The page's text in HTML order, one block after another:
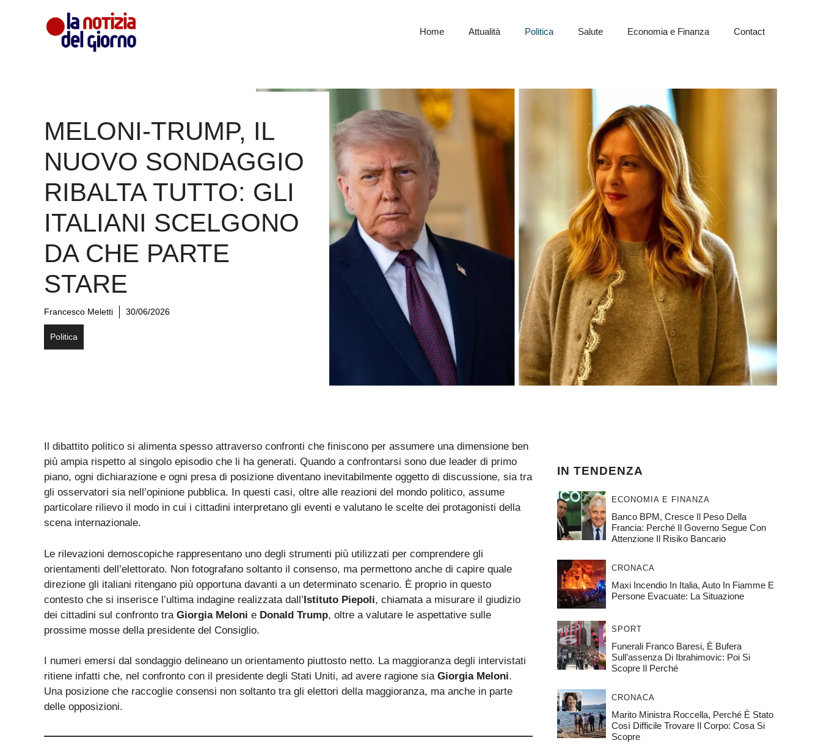
Home Attualità Politica Salute Economia e Finanza Contact
MELONI-TRUMP, IL
NUOVO SONDAGGIO
RIBALTA TUTTO: GLI
ITALIANI SCELGONO
DA CHE PARTE
STARE
Francesco Meletti 30/06/2026
Politica
Il dibattito politico si alimenta spesso attraverso confronti che finiscono per assumere una dimensione ben
più ampia rispetto al singolo episodio che li ha generati. Quando a confrontarsi sono due leader di primo
piano, ogni dichiarazione e ogni presa di posizione diventano inevitabilmente oggetto di discussione, sia tra
gli osservatori sia nell’opinione pubblica. In questi casi, oltre alle reazioni del mondo politico, assume
particolare rilievo il modo in cui i cittadini interpretano gli eventi e valutano le scelte dei protagonisti della
scena internazionale.
Le rilevazioni demoscopiche rappresentano uno degli strumenti più utilizzati per comprendere gli
orientamenti dell’elettorato. Non fotografano soltanto il consenso, ma permettono anche di capire quale
direzione gli italiani ritengano più opportuna davanti a un determinato scenario. È proprio in questo
contesto che si inserisce l’ultima indagine realizzata dall’Istituto Piepoli, chiamata a misurare il giudizio
dei cittadini sul confronto tra Giorgia Meloni e Donald Trump, oltre a valutare le aspettative sulle
prossime mosse della presidente del Consiglio.
I numeri emersi dal sondaggio delineano un orientamento piuttosto netto. La maggioranza degli intervistati
ritiene infatti che, nel confronto con il presidente degli Stati Uniti, ad avere ragione sia Giorgia Meloni.
Una posizione che raccoglie consensi non soltanto tra gli elettori della maggioranza, ma anche in parte
delle opposizioni.
IN TENDENZA
ECONOMIA E FINANZA
Banco BPM, Cresce Il Peso Della
Francia: Perché Il Governo Segue Con
Attenzione Il Risiko Bancario
CRONACA
Maxi Incendio In Italia, Auto In Fiamme E
Persone Evacuate: La Situazione
SPORT
Funerali Franco Baresi, È Bufera
Sull’assenza Di Ibrahimovic: Poi Si
Scopre Il Perché
CRONACA
Marito Ministra Roccella, Perché È Stato
Così Difficile Trovare Il Corpo: Cosa Si
Scopre